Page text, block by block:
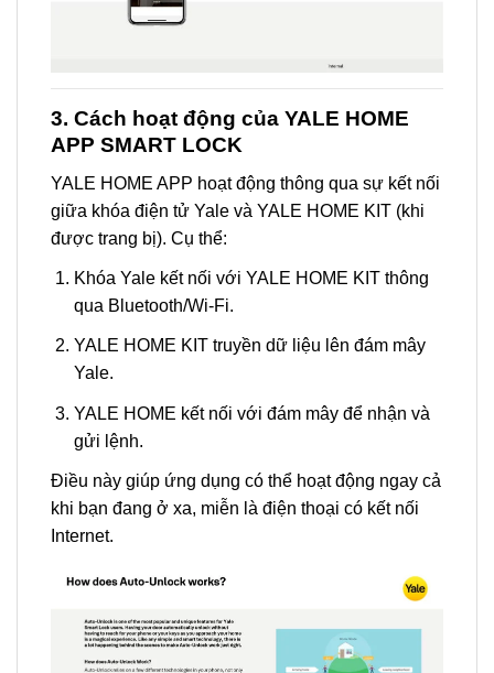
3. Cách hoạt động của YALE HOME
APP SMART LOCK
YALE HOME APP hoạt động thông qua sự kết nối
giữa khóa điện tử Yale và YALE HOME KIT (khi
được trang bị). Cụ thể:
Khóa Yale kết nối với YALE HOME KIT thông
qua Bluetooth/Wi-Fi.
YALE HOME KIT truyền dữ liệu lên đám mây
Yale.
YALE HOME kết nối với đám mây để nhận và
gửi lệnh.
Điều này giúp ứng dụng có thể hoạt động ngay cả
khi bạn đang ở xa, miễn là điện thoại có kết nối
Internet.